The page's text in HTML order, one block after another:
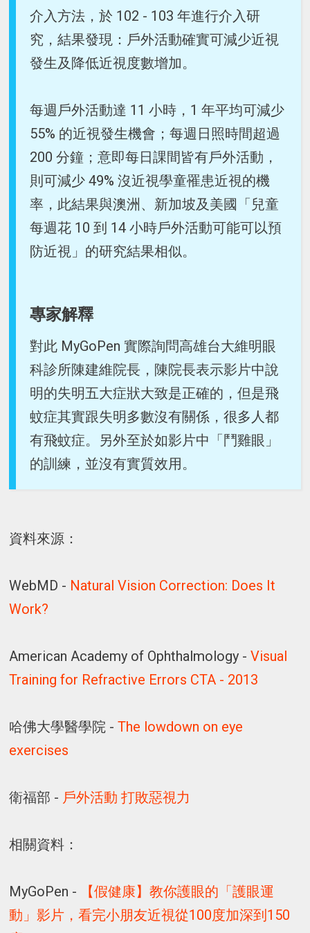
介入方法，於 102 - 103 年進行介入研
究，結果發現：戶外活動確實可減少近視
發生及降低近視度數增加。
每週戶外活動達 11 小時，1 年平均可減少
55% 的近視發生機會；每週日照時間超過
200 分鐘；意即每日課間皆有戶外活動，
則可減少 49% 沒近視學童罹患近視的機
率，此結果與澳洲、新加坡及美國「兒童
每週花 10 到 14 小時戶外活動可能可以預
防近視」的研究結果相似。
專家解釋
對此 MyGoPen 實際詢問高雄台大維明眼
科診所陳建維院長，陳院長表示影片中說
明的失明五大症狀大致是正確的，但是飛
蚊症其實跟失明多數沒有關係，很多人都
有飛蚊症。另外至於如影片中「鬥雞眼」
的訓練，並沒有實質效用。
資料來源：
WebMD - Natural Vision Correction: Does It
Work?
American Academy of Ophthalmology -Visual
Training for Refractive Errors CTA - 2013
哈佛大學醫學院 -The lowdown on eye
exercises
衛福部 - 戶外活動 打敗惡視力
相關資料：
MyGoPen -
【假健康】教你護眼的「護眼運
動」影片，看完小朋友近視從100度加深到150